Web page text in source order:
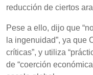
reducción de ciertos
Pese a ello, dijo que
la ingenuidad”, ya que
críticas”, y utiliza
de “coerción